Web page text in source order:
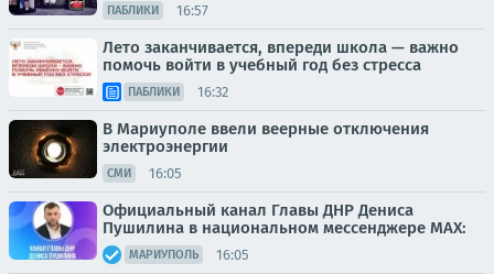
ПАБЛИКИ 16:57
Лето заканчивается, впереди школа — важно
помочь войти в учебный год без стресса
ПАБЛИКИ 16:32
В Мариуполе ввели веерные отключения
электроэнергии
СМИ 16:05
Официальный канал Главы ДНР Дениса
Пушилина в национальном мессенджере MAX:
МАРИУПОЛЬ 16:05